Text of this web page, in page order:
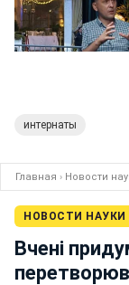
интернаты
Главная › Новости
НОВОСТИ НАУКИ
Вчені